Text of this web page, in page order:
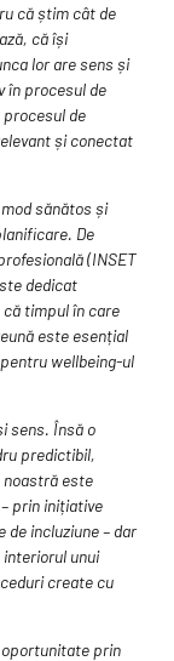
că știm cât de
că își
lor are sens și
în procesul de
de
și conectat
sănătos și
De
(INSET
dedicat
timpul în care
este esențial
wellbeing-ul
sens. Însă o
predictibil,
noastră este
prin inițiative
incluziune – dar
unui
create cu
prin